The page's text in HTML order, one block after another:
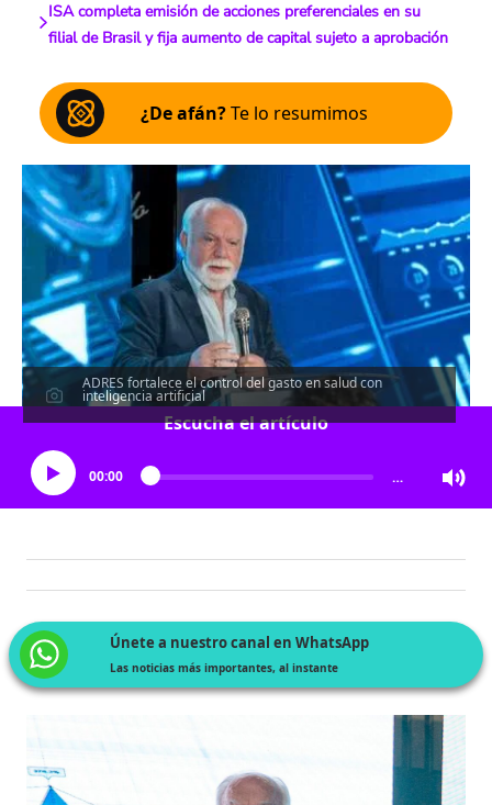
ISA completa emisión de acciones preferenciales en su
filial de Brasil y fija aumento de capital sujeto a aprobación
¿De afán?Te lo resumimos
ADRES fortalece el control del gasto en salud con
inteligencia artificial
Escucha el artículo
00:00 …
Únete a nuestro canal en WhatsApp
Las noticias más importantes, al instante